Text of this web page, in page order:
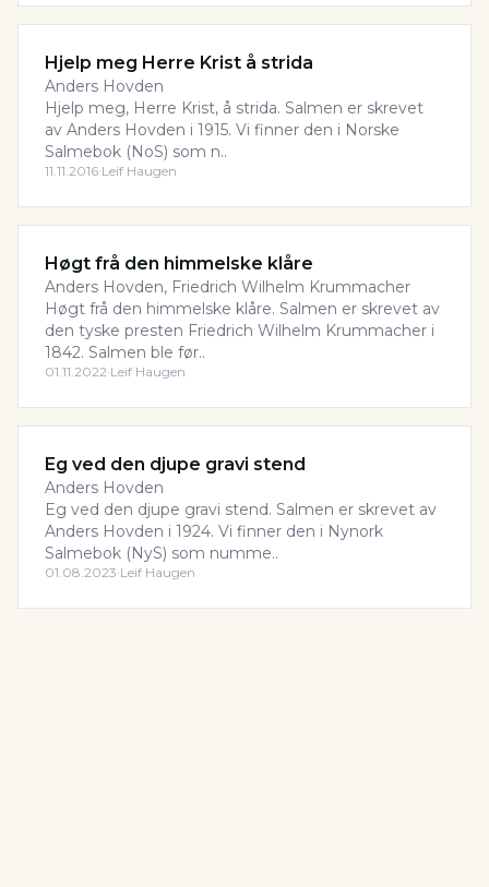
Hjelp meg Herre Krist å strida
Anders Hovden
Hjelp meg, Herre Krist, å strida. Salmen er skrevet
av Anders Hovden i 1915. Vi finner den i Norske
Salmebok (NoS) som n..
11.11.2016·Leif Haugen
Høgt frå den himmelske klåre
Anders Hovden, Friedrich Wilhelm Krummacher
Høgt frå den himmelske klåre. Salmen er skrevet av
den tyske presten Friedrich Wilhelm Krummacher i
1842. Salmen ble før..
01.11.2022·Leif Haugen
Eg ved den djupe gravi stend
Anders Hovden
Eg ved den djupe gravi stend. Salmen er skrevet av
Anders Hovden i 1924. Vi finner den i Nynork
Salmebok (NyS) som numme..
01.08.2023·Leif Haugen